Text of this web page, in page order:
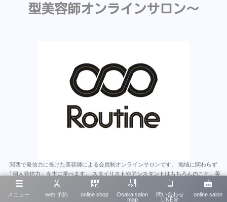
型美容師オンラインサロン〜
関西で発信力に長けた美容師による会員制オンラインサロンです。 地域に関わらず
「個人発信力」を主に学べます。 スタイリストやアシスタントはもちろんのこと、美
容師のみならず多くの業種にとって為になると思います。 沢山のオンラインサロンが
あるなか、そこで学んだことをいかに発信に繋げれるか、 は今後とても重要なスキル
メニュー web 予約 online shop
Osaka salon
map
問い合わせ
LINE＠
online salon